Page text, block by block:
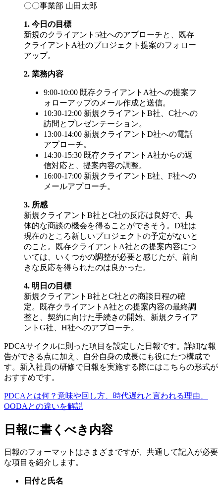
〇〇事業部 山田太郎
1. 今日の目標
新規のクライアント5社へのアプローチと、既存
クライアントA社のプロジェクト提案のフォロー
アップ。
2. 業務内容
9:00-10:00 既存クライアントA社への提案フ
ォローアップのメール作成と送信。
10:30-12:00 新規クライアントB社、C社への
訪問とプレゼンテーション。
13:00-14:00 新規クライアントD社への電話
アプローチ。
14:30-15:30 既存クライアントA社からの返
信対応と、提案内容の調整。
16:00-17:00 新規クライアントE社、F社への
メールアプローチ。
3. 所感
新規クライアントB社とC社の反応は良好で、具
体的な商談の機会を得ることができそう。D社は
現在のところ新しいプロジェクトの予定がないと
のこと。既存クライアントA社との提案内容につ
いては、いくつかの調整が必要と感じたが、前向
きな反応を得られたのは良かった。
4. 明日の目標
新規クライアントB社とC社との商談日程の確
定。既存クライアントA社との提案内容の最終調
整と、契約に向けた手続きの開始。新規クライア
ントG社、H社へのアプローチ。
PDCAサイクルに則った項目を設定した日報です。詳細な報
告ができる点に加え、自分自身の成長にも役にたつ構成で
す。新入社員の研修で日報を実施する際にはこちらの形式が
おすすめです。
PDCAとは何？意味や回し方、時代遅れと言われる理由、
OODAとの違いを解説
日報に書くべき内容
日報のフォーマットはさまざまですが、共通して記入が必要
な項目を紹介します。
日付と氏名